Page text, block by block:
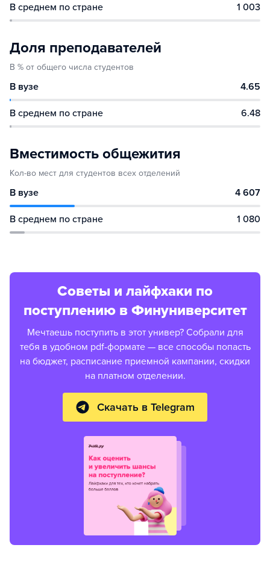
В среднем по стране 1 003
Доля преподавателей
В % от общего числа студентов
В вузе 4.65
В среднем по стране 6.48
Вместимость общежития
Кол-во мест для студентов всех отделений
В вузе 4 607
В среднем по стране 1 080
Советы и лайфхаки по
поступлению в Финуниверситет
Мечтаешь поступить в этот универ? Собрали для
тебя в удобном pdf-формате — все способы попасть
на бюджет, расписание приемной кампании, скидки
на платном отделении.
Скачать в Telegram